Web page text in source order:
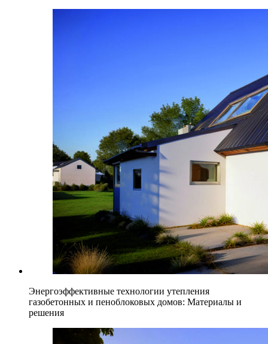
Энергоэффективные технологии утепления
газобетонных и пеноблоковых домов: Материалы и
решения